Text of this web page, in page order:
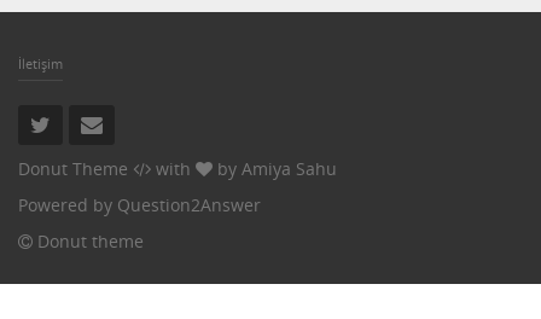
İletişim
Donut Theme with by Amiya Sahu
Powered by Question2Answer
Donut theme